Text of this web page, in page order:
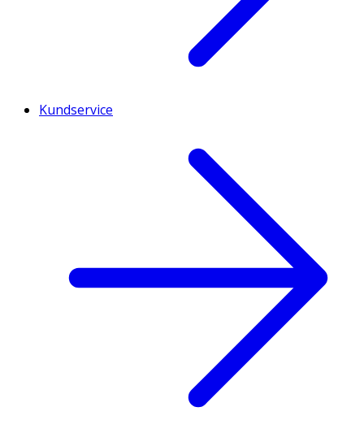
Kundservice